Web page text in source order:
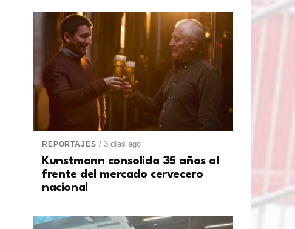
REPORTAJES / 3 días ago
Kunstmann consolida 35 años al
frente del mercado cervecero
nacional